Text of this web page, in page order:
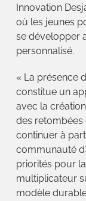
Innovation
où les jeunes
se développer
personnalisé.
« La présence
constitue un
avec la
des retombées
continuer à
communauté
priorités pour
multiplicateur
modèle